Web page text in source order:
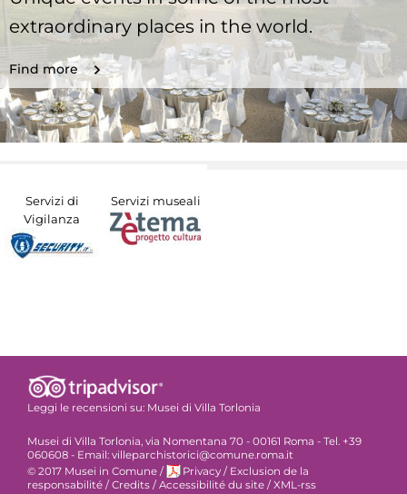
extraordinary places in the world.
Find more
Servizi di
Vigilanza
Servizi museali
Leggi le recensioni su: Musei di Villa Torlonia
Musei di Villa Torlonia, via Nomentana 70 - 00161 Roma - Tel. +39
060608 - Email: villeparchistorici@comune.roma.it
© 2017 Musei in Comune / Privacy / Exclusion de la
responsabilité / Credits / Accessibilité du site / XML-rss